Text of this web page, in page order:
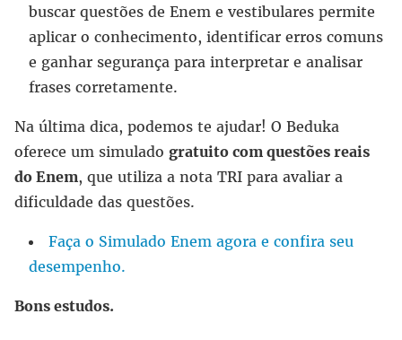
buscar questões de Enem e vestibulares permite
aplicar o conhecimento, identificar erros comuns
e ganhar segurança para interpretar e analisar
frases corretamente.
Na última dica, podemos te ajudar! O Beduka
oferece um simulado gratuito com questões reais
do Enem, que utiliza a nota TRI para avaliar a
dificuldade das questões.
Faça o Simulado Enem agora e confira seu
desempenho.
Bons estudos.